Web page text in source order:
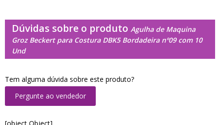
Dúvidas sobre o produto Agulha de Maquina
Groz Beckert para Costura DBK5 Bordadeira nº09 com 10
Und
Tem alguma dúvida sobre este produto?
Pergunte ao vendedor